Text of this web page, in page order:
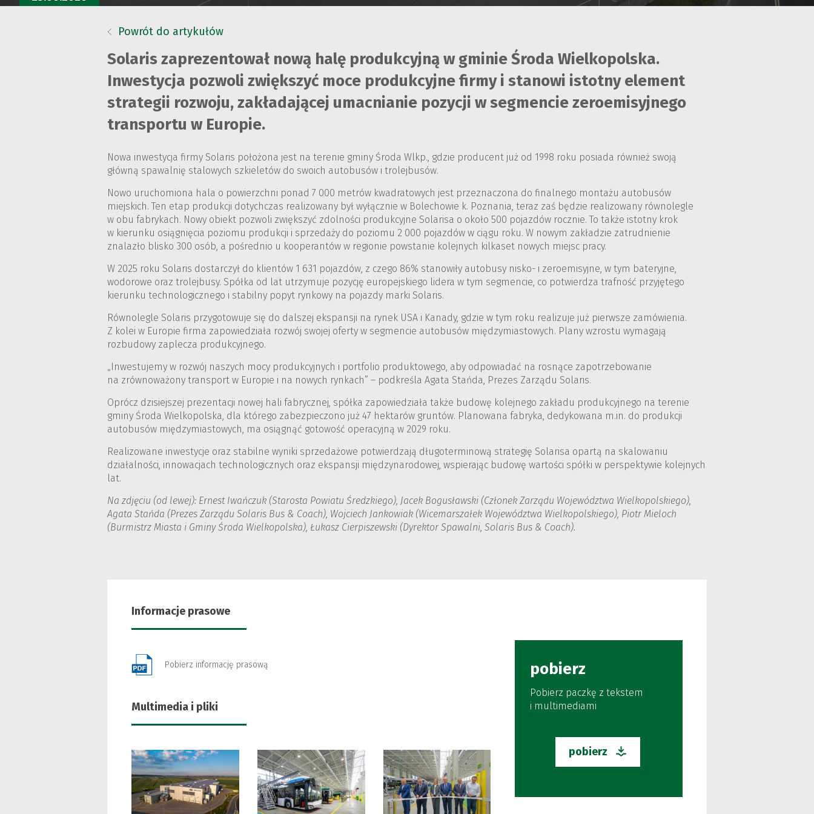
Powrót do artykułów
Solaris zaprezentował nową halę produkcyjną w gminie Środa Wielkopolska.
Inwestycja pozwoli zwiększyć moce produkcyjne firmy i stanowi istotny element
strategii rozwoju, zakładającej umacnianie pozycji w segmencie zeroemisyjnego
transportu w Europie.
Nowa inwestycja firmy Solaris położona jest na terenie gminy Środa Wlkp., gdzie producent już od 1998 roku posiada również swoją
główną spawalnię stalowych szkieletów do swoich autobusów i trolejbusów.
Nowo uruchomiona hala o powierzchni ponad 7 000 metrów kwadratowych jest przeznaczona do finalnego montażu autobusów
miejskich. Ten etap produkcji dotychczas realizowany był wyłącznie w Bolechowie k. Poznania, teraz zaś będzie realizowany równolegle
w obu fabrykach. Nowy obiekt pozwoli zwiększyć zdolności produkcyjne Solarisa o około 500 pojazdów rocznie. To także istotny krok
w kierunku osiągnięcia poziomu produkcji i sprzedaży do poziomu 2 000 pojazdów w ciągu roku. W nowym zakładzie zatrudnienie
znalazło blisko 300 osób, a pośrednio u kooperantów w regionie powstanie kolejnych kilkaset nowych miejsc pracy.
W 2025 roku Solaris dostarczył do klientów 1 631 pojazdów, z czego 86% stanowiły autobusy nisko- i zeroemisyjne, w tym bateryjne,
wodorowe oraz trolejbusy. Spółka od lat utrzymuje pozycję europejskiego lidera w tym segmencie, co potwierdza trafność przyjętego
kierunku technologicznego i stabilny popyt rynkowy na pojazdy marki Solaris.
Równolegle Solaris przygotowuje się do dalszej ekspansji na rynek USA i Kanady, gdzie w tym roku realizuje już pierwsze zamówienia.
Z kolei w Europie firma zapowiedziała rozwój swojej oferty w segmencie autobusów międzymiastowych. Plany wzrostu wymagają
rozbudowy zaplecza produkcyjnego.
„Inwestujemy w rozwój naszych mocy produkcyjnych i portfolio produktowego, aby odpowiadać na rosnące zapotrzebowanie
na zrównoważony transport w Europie i na nowych rynkach” – podkreśla Agata Stańda, Prezes Zarządu Solaris.
Oprócz dzisiejszej prezentacji nowej hali fabrycznej, spółka zapowiedziała także budowę kolejnego zakładu produkcyjnego na terenie
gminy Środa Wielkopolska, dla którego zabezpieczono już 47 hektarów gruntów. Planowana fabryka, dedykowana m.in. do produkcji
autobusów międzymiastowych, ma osiągnąć gotowość operacyjną w 2029 roku.
Realizowane inwestycje oraz stabilne wyniki sprzedażowe potwierdzają długoterminową strategię Solarisa opartą na skalowaniu
działalności, innowacjach technologicznych oraz ekspansji międzynarodowej, wspierając budowę wartości spółki w perspektywie kolejnych
lat.
Na zdjęciu (od lewej): Ernest Iwańczuk (Starosta Powiatu Średzkiego), Jacek Bogusławski (Członek Zarządu Województwa Wielkopolskiego),
Agata Stańda (Prezes Zarządu Solaris Bus & Coach), Wojciech Jankowiak (Wicemarszałek Województwa Wielkopolskiego), Piotr Mieloch
(Burmistrz Miasta i Gminy Środa Wielkopolska), Łukasz Cierpiszewski (Dyrektor Spawalni, Solaris Bus & Coach).
Informacje prasowe
Pobierz informację prasową
Multimedia i pliki
pobierz
Pobierz paczkę z tekstem
i multimediami
pobierz